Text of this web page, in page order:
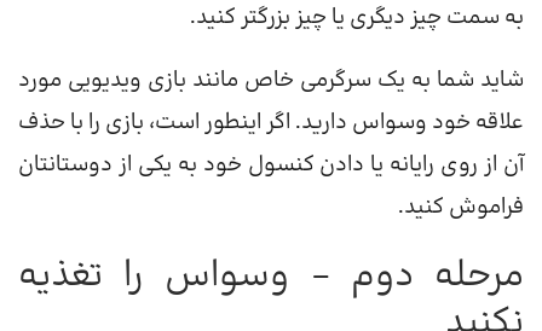
به سمت چیز دیگری یا چیز بزرگتر کنید.
شاید شما به یک سرگرمی خاص مانند بازی ویدیویی مورد
علاقه خود وسواس دارید. اگر اینطور است، بازی را با حذف
آن از روی رایانه یا دادن کنسول خود به یکی از دوستانتان
فراموش کنید.
مرحله دوم – وسواس را تغذیه